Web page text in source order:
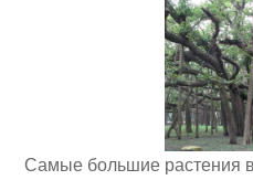
Самые большие растения